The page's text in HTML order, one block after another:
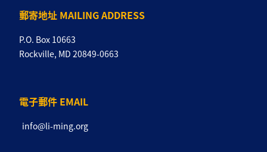
郵寄地址 MAILING ADDRESS
P.O. Box 10663
Rockville, MD 20849-0663
電子郵件 EMAIL
info@li-ming.org